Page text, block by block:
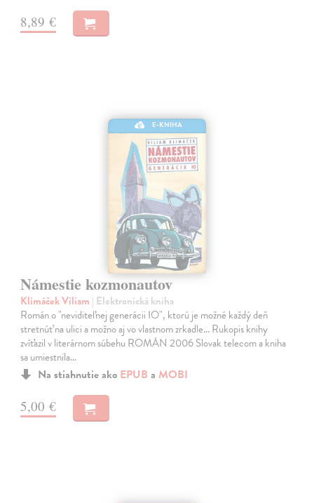
8,89 €
E-KNIHA
Námestie kozmonautov
Klimáček Viliam | Elektronická kniha
Román o "neviditeľnej generácii IO", ktorú je možné každý deň
stretnúť na ulici a možno aj vo vlastnom zrkadle... Rukopis knihy
zvíťazil v literárnom súbehu ROMÁN 2006 Slovak telecom a kniha
sa umiestnila…
Na stiahnutie ako EPUB a MOBI
5,00 €